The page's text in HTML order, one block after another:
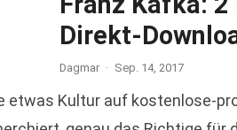
Direkt-
Dagmar · Sep. 14, 2017
etwas Kultur auf kostenlose-